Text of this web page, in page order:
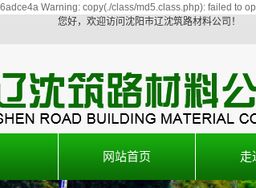
6adce4a Warning: copy(./class/md5.class.php): failed to
您好，欢迎访问沈阳市辽沈筑路材料公司！
网站首页 走